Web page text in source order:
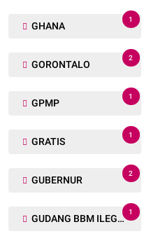
GHANA
1
GORONTALO
2
GPMP
1
GRATIS
1
GUBERNUR
2
GUDANG BBM ILEGAL
1